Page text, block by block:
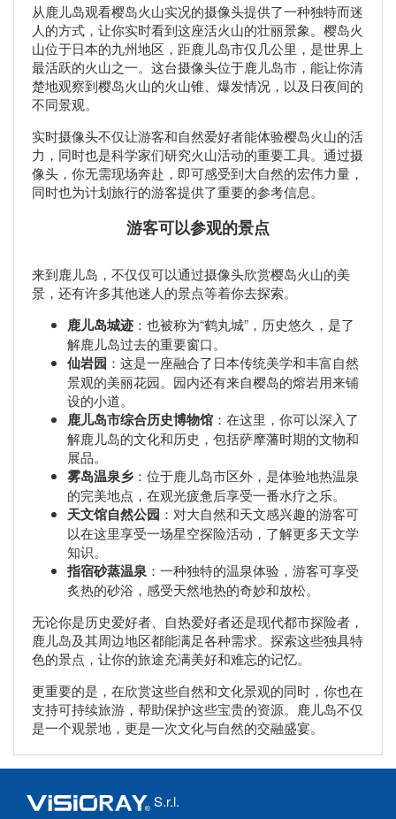
从鹿儿岛观看樱岛火山实况的摄像头提供了一种独特而迷
人的方式，让你实时看到这座活火山的壮丽景象。樱岛火
山位于日本的九州地区，距鹿儿岛市仅几公里，是世界上
最活跃的火山之一。这台摄像头位于鹿儿岛市，能让你清
楚地观察到樱岛火山的火山锥、爆发情况，以及日夜间的
不同景观。
实时摄像头不仅让游客和自然爱好者能体验樱岛火山的活
力，同时也是科学家们研究火山活动的重要工具。通过摄
像头，你无需现场奔赴，即可感受到大自然的宏伟力量，
同时也为计划旅行的游客提供了重要的参考信息。
游客可以参观的景点
来到鹿儿岛，不仅仅可以通过摄像头欣赏樱岛火山的美
景，还有许多其他迷人的景点等着你去探索。
鹿儿岛城迹 ：也被称为“鹤丸城”，历史悠久，是了
解鹿儿岛过去的重要窗口。
仙岩园 ：这是一座融合了日本传统美学和丰富自然
景观的美丽花园。园内还有来自樱岛的熔岩用来铺
设的小道。
鹿儿岛市综合历史博物馆 ：在这里，你可以深入了
解鹿儿岛的文化和历史，包括萨摩藩时期的文物和
展品。
雾岛温泉乡 ：位于鹿儿岛市区外，是体验地热温泉
的完美地点，在观光疲惫后享受一番水疗之乐。
天文馆自然公园 ：对大自然和天文感兴趣的游客可
以在这里享受一场星空探险活动，了解更多天文学
知识。
指宿砂蒸温泉 ：一种独特的温泉体验，游客可享受
炙热的砂浴，感受天然地热的奇妙和放松。
无论你是历史爱好者、自热爱好者还是现代都市探险者，
鹿儿岛及其周边地区都能满足各种需求。探索这些独具特
色的景点，让你的旅途充满美好和难忘的记忆。
更重要的是，在欣赏这些自然和文化景观的同时，你也在
支持可持续旅游，帮助保护这些宝贵的资源。鹿儿岛不仅
是一个观景地，更是一次文化与自然的交融盛宴。
S.r.l.